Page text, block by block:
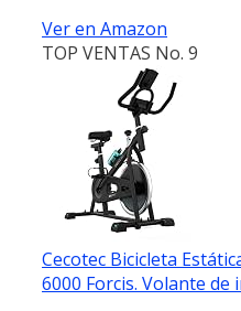
Ver en Amazon
TOP VENTAS No. 9
Cecotec Bicicleta
6000 Forcis. Volante de